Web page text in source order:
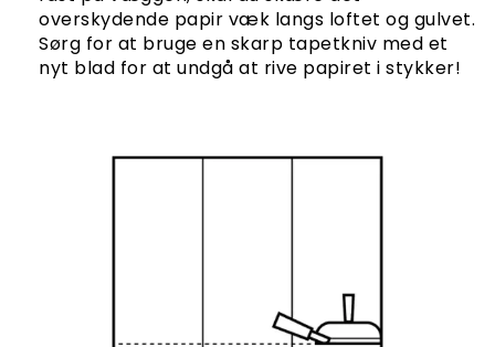
overskydende papir væk langs loftet og gulvet.
Sørg for at bruge en skarp tapetkniv med et
nyt blad for at undgå at rive papiret i stykker!